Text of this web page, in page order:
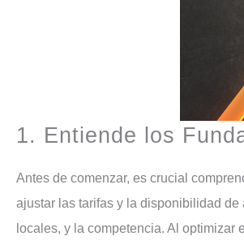
1. Entiende los
Antes de comenzar, es crucial comprender los conceptos básicos del revenue management. En pocas palabras, se trata de
ajustar las tarifas y la disponibilidad
locales, y la competencia. Al